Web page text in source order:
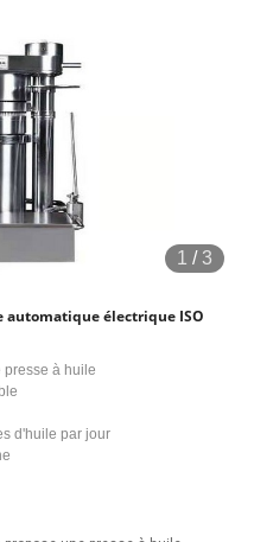
1 /3
automatique électrique ISO
presse à huile
d'huile par jour